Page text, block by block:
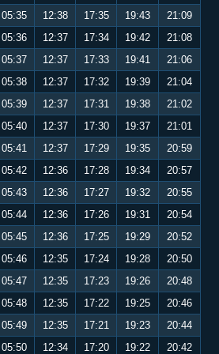
05:35 12:38 17:35 19:43
21:09
05:36 12:37 17:34 19:42
21:08
05:37 12:37 17:33 19:41
21:06
05:38 12:37 17:32 19:39
21:04
05:39 12:37 17:31 19:38
21:02
05:40 12:37 17:30 19:37
21:01
05:41 12:37 17:29 19:35
20:59
05:42 12:36 17:28 19:34
20:57
05:43 12:36 17:27 19:32
20:55
05:44 12:36 17:26 19:31
20:54
05:45 12:36 17:25 19:29
20:52
05:46 12:35 17:24 19:28
20:50
05:47 12:35 17:23 19:26
20:48
05:48 12:35 17:22 19:25
20:46
05:49 12:35 17:21 19:23
20:44
05:50 12:34 17:20 19:22
20:42